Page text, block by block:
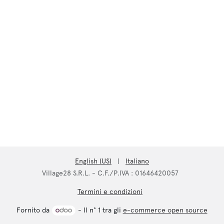
Village28 S.R.L. - C.F./P.IVA : 01646420057
Termini e condizioni
English (US) | Italiano
Fornito da - Il n° 1 tra gli e-commerce open source